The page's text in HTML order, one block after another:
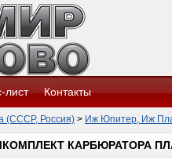
лист Контакты
(СССР, Россия) > Иж Юпитер, Иж
КАРБЮРАТОРА